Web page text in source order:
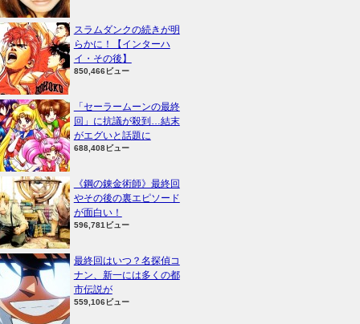
スラムダンクの続きが明
らかに！【インターハ
イ・その後】
850,466ビュー
「セーラームーンの最終
回」に抗議が殺到…結末
がエグいと話題に
688,408ビュー
《鋼の錬金術師》最終回
やその後の裏エピソード
が面白い！
596,781ビュー
最終回はいつ？名探偵コ
ナン、新一には多くの都
市伝説が
559,106ビュー